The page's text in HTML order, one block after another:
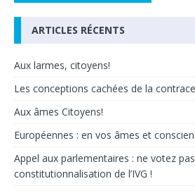
ARTICLES RÉCENTS
Aux larmes, citoyens!
Les conceptions cachées de la
Aux âmes Citoyens!
Européennes : en vos âmes et
Appel aux parlementaires : ne votez
constitutionnalisation de l’IVG !